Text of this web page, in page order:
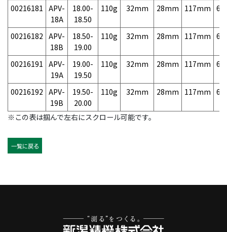
00216181 APV-
18A
18.00-
18.50
110g 32mm 28mm 117mm
00216182 APV-
18B
18.50-
19.00
110g 32mm 28mm 117mm
00216191 APV-
19A
19.00-
19.50
110g 32mm 28mm 117mm
00216192 APV-
19B
19.50-
20.00
110g 32mm 28mm 117mm
※この表は掴んで左右にスクロール可能です。
一覧に戻る